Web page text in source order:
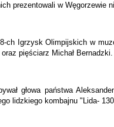
prezen­towali w Węgorzewie
ch Igrzysk Olimpijskich w
pięściarz Michał
głowa państwa
lidzkiego kombajnu "Lida-